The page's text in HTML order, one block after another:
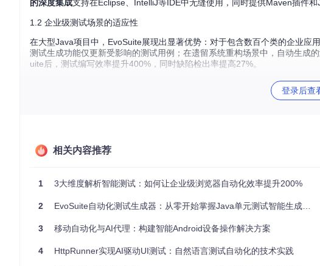
的深度集成支持在Eclipse、IntelliJ等IDE中无缝使用，同时提供Maven插件
1.2 企业级测试场景的适应性
在大型Java项目中，EvoSuite展现出显著优势：对于包含数百个类的企业
测试生成功能仅更新受影响的测试用例；在遗留系统重构场景中，自动生成
uite后，测试编写效率提升400%，同时缺陷检出率提高27%。
EvoSuite的测试生成过程可分为四个主要阶段：
测试用例生成：基于遗传算法生成初始测试种群，每个测试用例表示为
进化优化：通过选择、交叉和变异操作迭代优化测试种群，直至达到覆盖
这种基于搜索的方法能够有效探索程序输入空间，发现人工测试难以覆盖的
2.2 关键技术解析
登录后查
相关内容推荐
1 3大维度解析智能测试：如何让企业级浏览器自动化效率提升200%
2 EvoSuite自动化测试生成器：从零开始掌握Java单元测试智能生成的终极指南
3 移动自动化与AI代理：构建智能Android设备操作解决方案
4 HttpRunner实现AI驱动UI测试：自然语言测试自动化的技术实践